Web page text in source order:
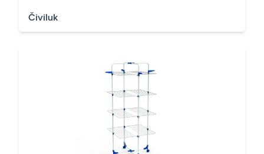
Čiviluk